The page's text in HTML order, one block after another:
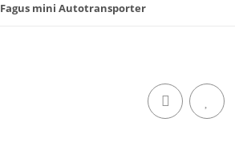
Fagus mini Autotransporter